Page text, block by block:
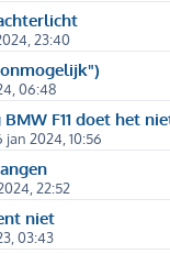
23:40
06:48
F11 doet het
jan 2024, 10:56
22:52
niet
03:43